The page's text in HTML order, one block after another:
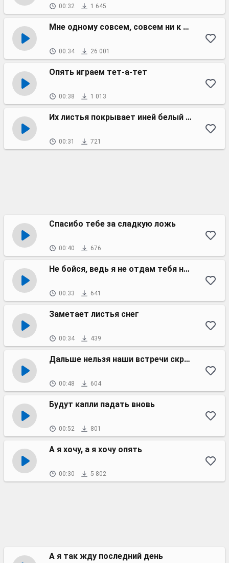
00:32 1 645
Мне одному совсем, совсем ни к чему
00:34 26 001
Опять играем тет-а-тет
00:38 1 013
Их листья покрывает иней белый дым
00:31 721
Спасибо тебе за сладкую ложь
00:40 676
Не бойся, ведь я не отдам тебя никому
00:33 641
Заметает листья снег
00:34 439
Дальше нельзя наши встречи скрывать
00:48 604
Будут капли падать вновь
00:52 801
А я хочу, а я хочу опять
00:30 5 802
А я так жду последний день